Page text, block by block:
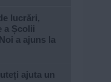
lucrări,
a Școlii
a ajuns la
ajuta un